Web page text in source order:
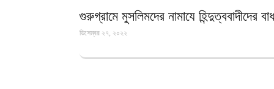
গুরুগ্রামে মুসলিমদের নামাযে হিন্দুত্ববাদীদের
ডিসেম্বর ২৭, ২০২২